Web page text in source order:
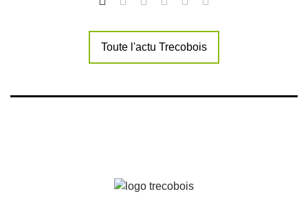
Toute l'actu Trecobois